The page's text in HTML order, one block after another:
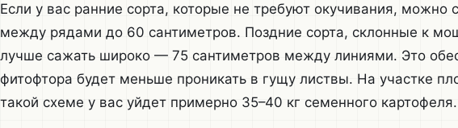
Если у вас ранние сорта, которые не требуют окучивания, можно
между рядами до 60 сантиметров. Поздние сорта, склонные к
лучше сажать широко — 75 сантиметров между линиями. Это
фитофтора будет меньше проникать в гущу листвы. На участке
такой схеме у вас уйдет примерно 35–40 кг семенного картофеля.